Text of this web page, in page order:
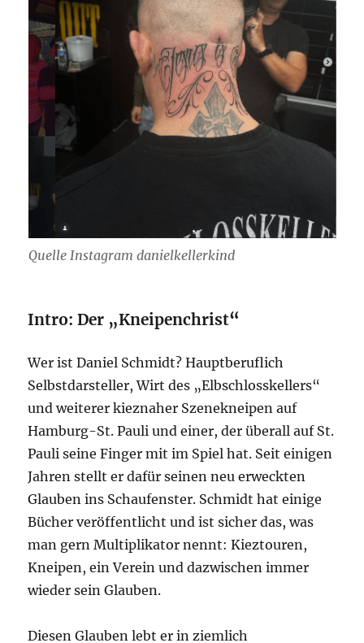
Quelle Instagram danielkellerkind
Intro: Der „Kneipenchrist“
Wer ist Daniel Schmidt? Hauptberuflich
Selbstdarsteller, Wirt des „Elbschlosskellers“
und weiterer kieznaher Szenekneipen auf
Hamburg-St. Pauli und einer, der überall auf St.
Pauli seine Finger mit im Spiel hat. Seit einigen
Jahren stellt er dafür seinen neu erweckten
Glauben ins Schaufenster. Schmidt hat einige
Bücher veröffentlicht und ist sicher das, was
man gern Multiplikator nennt: Kieztouren,
Kneipen, ein Verein und dazwischen immer
wieder sein Glauben.
Diesen Glauben lebt er in ziemlich